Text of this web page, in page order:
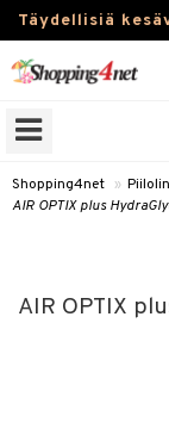
Täydellisiä
Kauneudenhoito
Piilolinssit
Fitness
Shopping4net »
AIR OPTIX plus
AIR OPTIX
VALITSE LINSSI
omien